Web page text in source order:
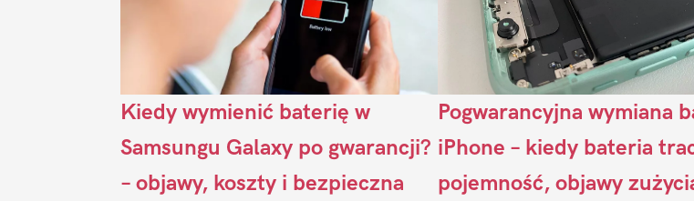
Kiedy wymienić baterię w
Samsungu Galaxy po gwarancji?
– objawy, koszty i bezpieczna
Pogwarancyjna wymiana
iPhone – kiedy bateria
pojemność, objawy